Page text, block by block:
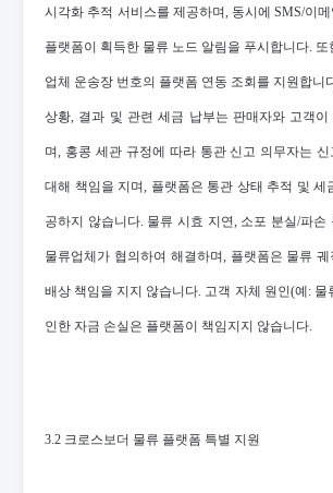
시각화 추적 서비스를 제공하며, 동시에 SMS/이
플랫폼이 획득한 물류 노드 알림을 푸시합니다. 또
업체 운송장 번호의 플랫폼 연동 조회를 지원합니
상황, 결과 및 관련 세금 납부는 판매자와 고객
며, 홍콩 세관 규정에 따라 통관 신고 의무자는 신
대해 책임을 지며, 플랫폼은 통관 상태 추적 및 세
공하지 않습니다. 물류 시효 지연, 소포 분실/파손
물류업체가 협의하여 해결하며, 플랫폼은 물류
배상 책임을 지지 않습니다. 고객 자체 원인(예: 물
인한 자금 손실은 플랫폼이 책임지지 않습니다.
3.2 크로스보더 물류 플랫폼 특별 지원